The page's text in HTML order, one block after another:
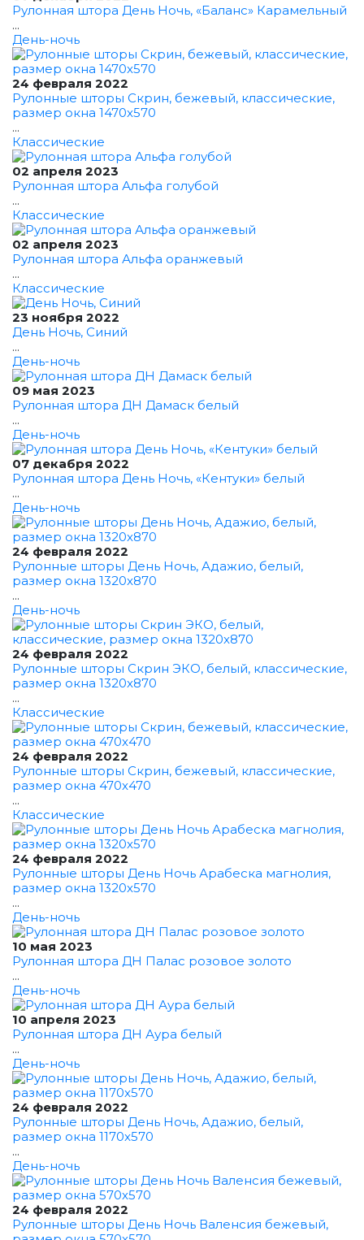
Рулонная штора День Ночь, «Баланс» Карамельный
...
День-ночь
24 февраля 2022
Рулонные шторы Скрин, бежевый, классические,
размер окна 1470x570
...
Классические
02 апреля 2023
Рулонная штора Альфа голубой
...
Классические
02 апреля 2023
Рулонная штора Альфа оранжевый
...
Классические
23 ноября 2022
День Ночь, Синий
...
День-ночь
09 мая 2023
Рулонная штора ДН Дамаск белый
...
День-ночь
07 декабря 2022
Рулонная штора День Ночь, «Кентуки» белый
...
День-ночь
24 февраля 2022
Рулонные шторы День Ночь, Адажио, белый,
размер окна 1320x870
...
День-ночь
24 февраля 2022
Рулонные шторы Скрин ЭКО, белый, классические,
размер окна 1320x870
...
Классические
24 февраля 2022
Рулонные шторы Скрин, бежевый, классические,
размер окна 470x470
...
Классические
24 февраля 2022
Рулонные шторы День Ночь Арабеска магнолия,
размер окна 1320x570
...
День-ночь
10 мая 2023
Рулонная штора ДН Палас розовое золото
...
День-ночь
10 апреля 2023
Рулонная штора ДН Аура белый
...
День-ночь
24 февраля 2022
Рулонные шторы День Ночь, Адажио, белый,
размер окна 1170x570
...
День-ночь
24 февраля 2022
Рулонные шторы День Ночь Валенсия бежевый,